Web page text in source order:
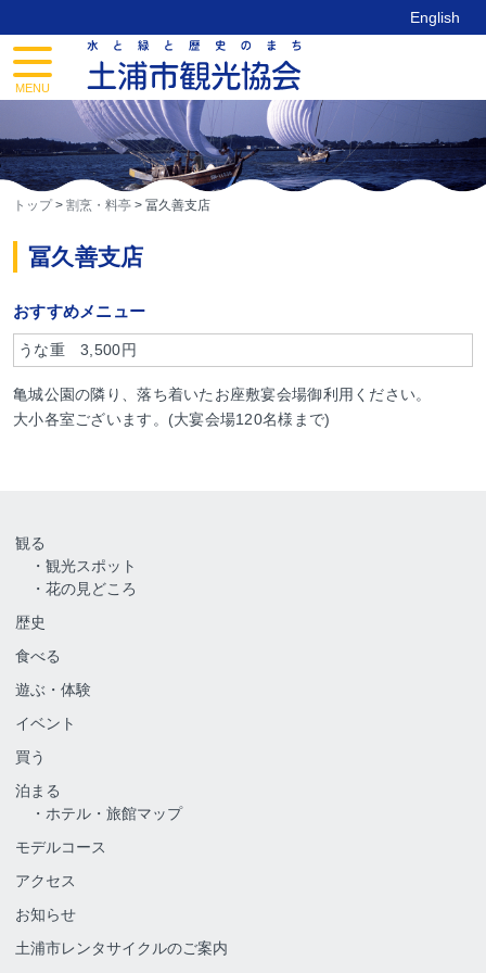
content
toggle
navigation
MENU
English
トップ> 割烹・料亭 > 冨久善支店
冨久善支店
おすすめメニュー
うな重 3,500円
亀城公園の隣り、落ち着いたお座敷宴会場御利用ください。
大小各室ございます。(大宴会場120名様まで)
観る
観光スポット
花の見どころ
歴史
食べる
遊ぶ・体験
イベント
買う
泊まる
ホテル・旅館マップ
モデルコース
アクセス
お知らせ
土浦市レンタサイクルのご案内